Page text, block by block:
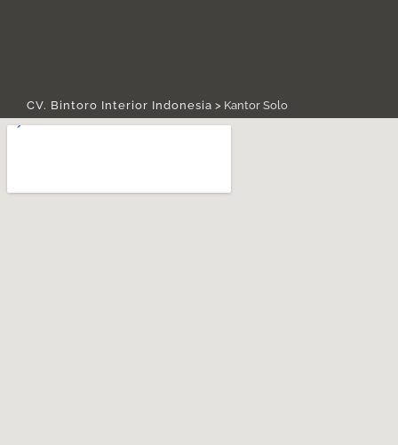
CV. Bintoro Interior Indonesia > Kantor Solo